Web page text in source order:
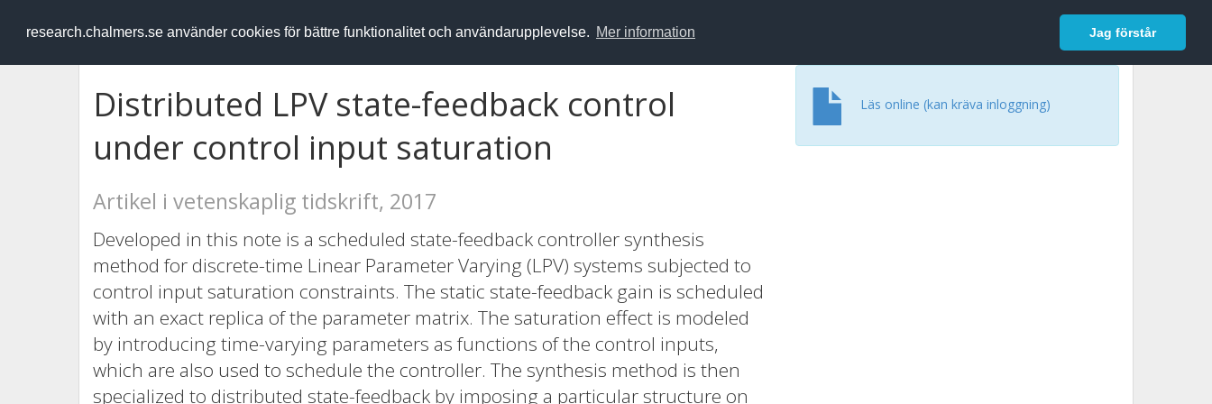
research.chalmers.se använder cookies för bättre funktionalitet och användarupplevelse. Mer information Jag förstår
RESEARCH.chalmers.se Logga in
Distributed LPV state-feedback control
under control input saturation
Artikel i vetenskaplig tidskrift, 2017
Developed in this note is a scheduled state-feedback controller synthesis
method for discrete-time Linear Parameter Varying (LPV) systems subjected to
control input saturation constraints. The static state-feedback gain is scheduled
with an exact replica of the parameter matrix. The saturation effect is modeled
by introducing time-varying parameters as functions of the control inputs,
which are also used to schedule the controller. The synthesis method is then
specialized to distributed state-feedback by imposing a particular structure on
Läs online (kan kräva inloggning)